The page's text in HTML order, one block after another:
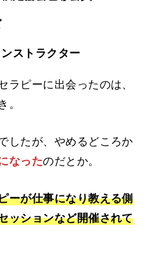
ストラクター
ラピーに出会ったのは、
。
したが、やめるどころか
なったのだとか。
ーが仕事になり教える側
ッションなど開催されて